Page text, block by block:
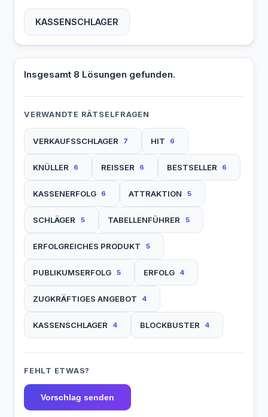
KASSENSCHLAGER
Insgesamt 8 Lösungen gefunden.
VERWANDTE RÄTSELFRAGEN
VERKAUFSSCHLAGER 7 HIT 6
KNÜLLER 6 REISSER 6 BESTSELLER 6
KASSENERFOLG 6 ATTRAKTION 5
SCHLÄGER 5 TABELLENFÜHRER 5
ERFOLGREICHES PRODUKT 5
PUBLIKUMSERFOLG 5 ERFOLG 4
ZUGKRÄFTIGES ANGEBOT 4
KASSENSCHLAGER 4 BLOCKBUSTER 4
FEHLT ETWAS?
Vorschlag senden